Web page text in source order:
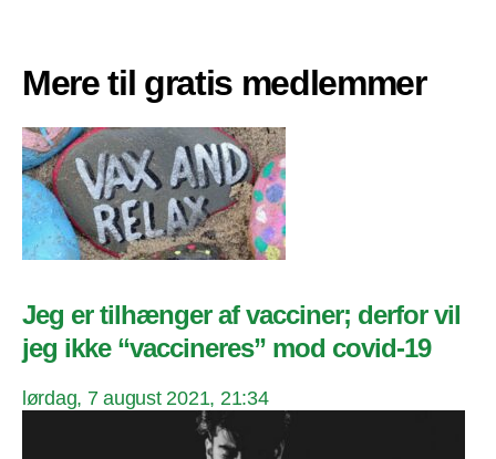
Mere til gratis medlemmer
Jeg er tilhænger af vacciner; derfor vil
jeg ikke “vaccineres” mod covid-19
lørdag, 7 august 2021, 21:34